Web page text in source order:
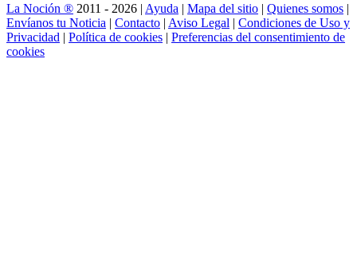
La Noción ® 2011 - 2026 | Ayuda | Mapa del sitio | Quienes somos |
Envíanos tu Noticia | Contacto | Aviso Legal | Condiciones de Uso y
Privacidad | Política de cookies | Preferencias del consentimiento de
cookies